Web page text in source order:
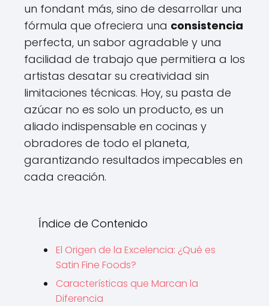
un fondant más, sino de desarrollar una
fórmula que ofreciera una consistencia
perfecta, un sabor agradable y una
facilidad de trabajo que permitiera a los
artistas desatar su creatividad sin
limitaciones técnicas. Hoy, su pasta de
azúcar no es solo un producto, es un
aliado indispensable en cocinas y
obradores de todo el planeta,
garantizando resultados impecables en
cada creación.
Índice de Contenido
El Origen de la Excelencia: ¿Qué es
Satin Fine Foods?
Características que Marcan la
Diferencia